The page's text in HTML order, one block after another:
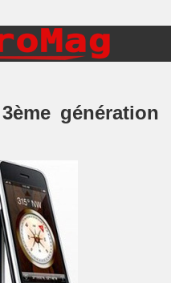
génération